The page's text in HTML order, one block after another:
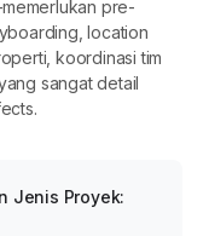
pre-
location
koordinasi tim
sangat detail
Jenis Proyek: